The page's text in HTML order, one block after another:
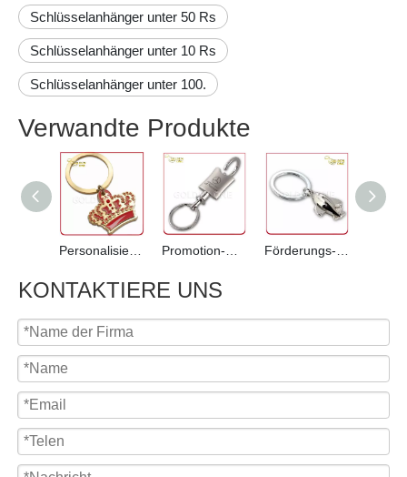
Schlüsselanhänger unter 50 Rs
Schlüsselanhänger unter 10 Rs
Schlüsselanhänger unter 100.
Verwandte Produkte
KONTAKTIERE UNS